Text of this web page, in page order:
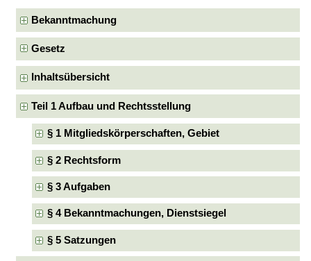
Bekanntmachung
Gesetz
Inhaltsübersicht
Teil 1 Aufbau und Rechtsstellung
§ 1 Mitgliedskörperschaften, Gebiet
§ 2 Rechtsform
§ 3 Aufgaben
§ 4 Bekanntmachungen, Dienstsiegel
§ 5 Satzungen